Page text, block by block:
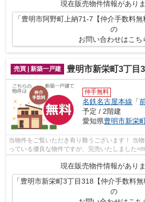
現在販売物件情報がありま
「豊明市阿野町上納71-7【仲介手数料
の
お問い合わせはこち
売買 | 新築一戸建 豊明市新栄町3丁目318【仲介手数
仲手無料
名鉄名古屋本線 「
予定 / 2階建
愛知県豊明市新栄
当物件をご覧いただき有り難うございます！ 当
っている優良な物件ですが、完売いたしました<m(__)m> ◆豊明
丁目でのマイホーム購入で費...
現在販売物件情報がありま
「豊明市新栄町3丁目318【仲介手数料
の